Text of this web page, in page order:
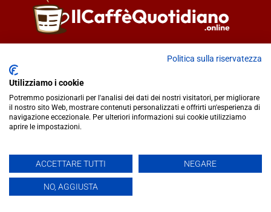
Fiorella Falci
redazione@ilcaffequotidiano.online
C.F. 92076900858
Chi siamo
IlCaffèQuotidiano.online è una testata giornalistica registrata
presso il Tribunale di Caltanissetta n.02/2024 del 17/07/2024 |
Realizzato da
Politica sulla riservatezza
Utilizziamo i cookie
Potremmo posizionarli per l'analisi dei dati dei nostri visitatori, per migliorare
il nostro sito Web, mostrare contenuti personalizzati e offrirti un'esperienza di
navigazione eccezionale. Per ulteriori informazioni sui cookie utilizziamo
aprire le impostazioni.
ACCETTARE TUTTI NEGARE
NO, AGGIUSTA